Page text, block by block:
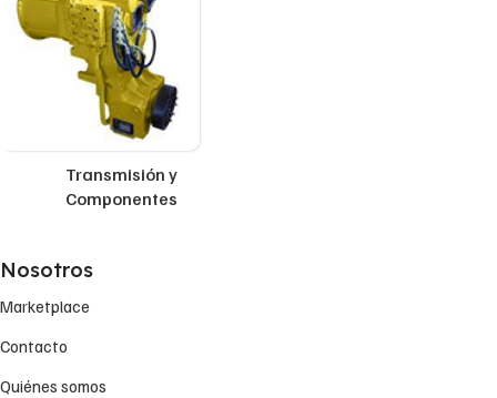
Transmisión y
Componentes
Nosotros
Marketplace
Contacto
Quiénes somos